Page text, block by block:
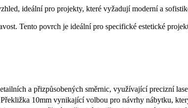
ideální pro projekty, které vyžadují moderní a
Tento povrch je ideální pro specifické estetické
a přizpůsobených směrnic, využívající precizní
10mm vynikající volbou pro návrhy nábytku,